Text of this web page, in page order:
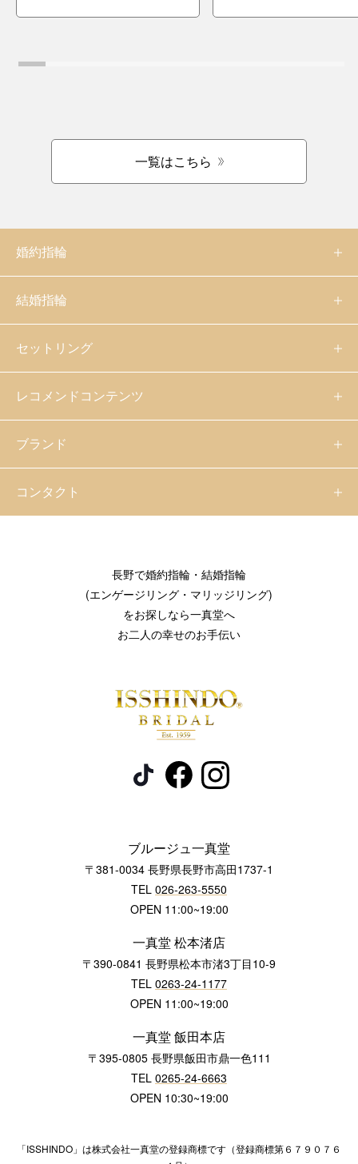
一覧はこちら
婚約指輪
結婚指輪
セットリング
レコメンドコンテンツ
ブランド
コンタクト
長野で婚約指輪・結婚指輪
(エンゲージリング・マリッジリング)
をお探しなら一真堂へ
お二人の幸せのお手伝い
ブルージュ一真堂
〒381-0034 長野県長野市高田1737-1
TEL 026-263-5550
OPEN 11:00~19:00
一真堂 松本渚店
〒390-0841 長野県松本市渚3丁目10-9
TEL 0263-24-1177
OPEN 11:00~19:00
一真堂 飯田本店
〒395-0805 長野県飯田市鼎一色111
TEL 0265-24-6663
OPEN 10:30~19:00
「ISSHINDO」は株式会社一真堂の登録商標です（登録商標第６７９０７６